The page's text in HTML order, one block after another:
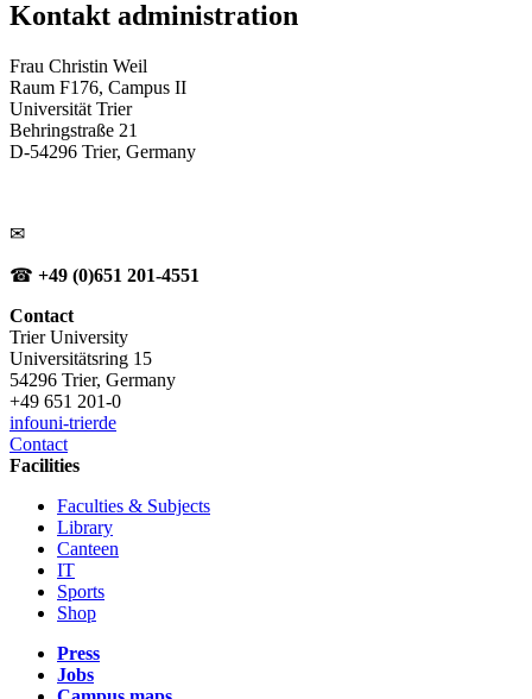
Kontakt administration
Frau Christin Weil
Raum F176, Campus II
Universität Trier
Behringstraße 21
D-54296 Trier, Germany
✉
☎ +49 (0)651 201-4551
Contact
Trier University
Universitätsring 15
54296 Trier, Germany
+49 651 201-0
infouni-trierde
Contact
Facilities
Faculties & Subjects
Library
Canteen
IT
Sports
Shop
Press
Jobs